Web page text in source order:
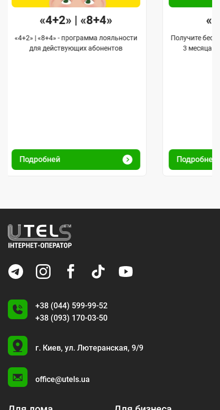
«4+2» | «8+4»
«4+2» | «8+4» - программа лояльности
для действующих абонентов
Подробней
Получите
3 месяца
Подробней
+38 (044) 599-99-52
+38 (093) 170-03-50
U
г. Киев, ул. Лютеранская, 9/9
office@utels.ua